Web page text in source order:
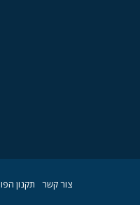
צור קשר תקנון